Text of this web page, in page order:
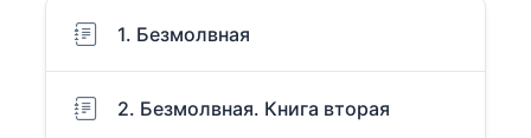
1. Безмолвная
2. Безмолвная. Книга вторая